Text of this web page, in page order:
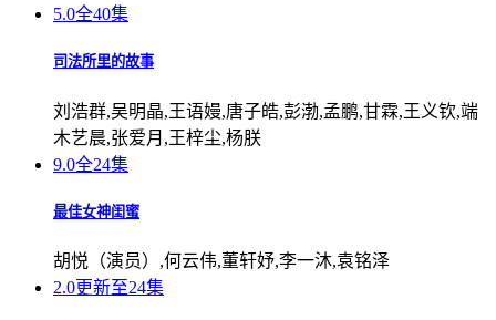
5.0全40集
司法所里的故事
刘浩群,吴明晶,王语嫚,唐子皓,彭渤,孟鹏,甘霖,王义钦,端
木艺晨,张爱月,王梓尘,杨朕
9.0全24集
最佳女神闺蜜
胡悦（演员）,何云伟,董轩妤,李一沐,袁铭泽
2.0更新至24集